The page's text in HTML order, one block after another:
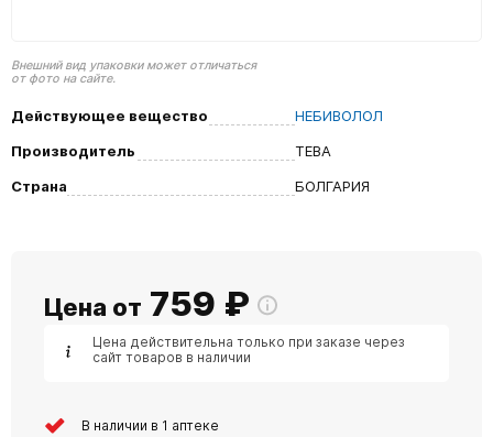
Внешний вид упаковки может отличаться
от фото на сайте.
Действующее вещество
НЕБИВОЛОЛ
Производитель
ТЕВА
Страна
БОЛГАРИЯ
Цена от 759 ₽
Цена действительна только при заказе через
сайт товаров в наличии
В наличии в 1 аптеке